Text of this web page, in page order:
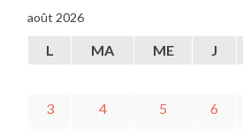
août 2026
L MA ME J
3
4 5 6